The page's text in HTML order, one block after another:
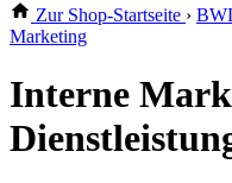
Zur Shop-Startseite ›
Marketing
Interne